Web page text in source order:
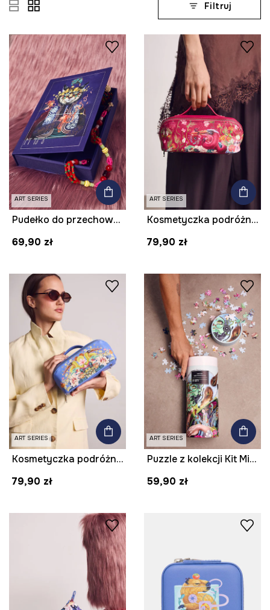
Filtruj
ART SERIES
Pudełko do przechowywania z kolekcji Kit Mizeres x Medicine
69,90 zł
ART SERIES
Kosmetyczka podróżna z imitacji skóry z kolekcji Kit Mizeres x Medicine
79,90 zł
ART SERIES
Kosmetyczka podróżna z imitacji skóry z kolekcji Kit Mizeres x Medicine
79,90 zł
ART SERIES
Puzzle z kolekcji Kit Mizeres x Medicine
59,90 zł